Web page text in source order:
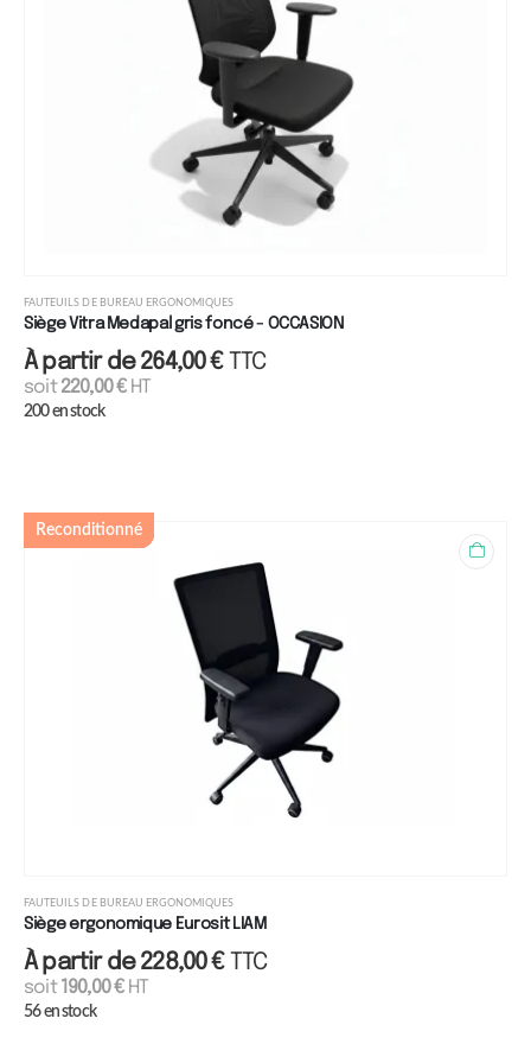
FAUTEUILS DE BUREAU ERGONOMIQUES
Siège Vitra Medapal gris foncé - OCCASION
À partir de264,00€ TTC
soit220,00€HT
200 en stock
Reconditionné
FAUTEUILS DE BUREAU ERGONOMIQUES
Siège ergonomique Eurosit LIAM
À partir de228,00€ TTC
soit190,00€HT
56 en stock